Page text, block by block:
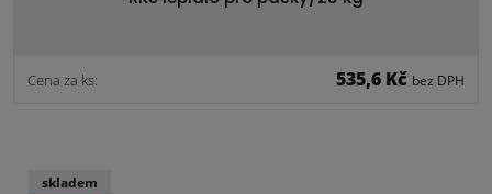
Cena za ks: 535,6 Kč bez DPH
skladem